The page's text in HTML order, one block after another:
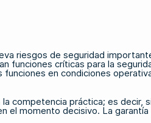
riesgos de seguridad
críticas para la
en condiciones
competencia práctica; es
el momento decisivo. La